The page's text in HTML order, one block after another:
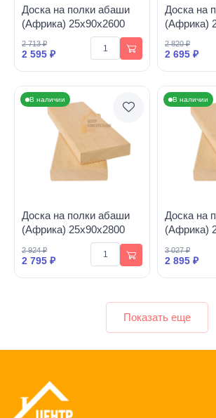
Доска на полки абаши
(Африка) 25х90х2600
2 713 ₽
2 595 ₽
Доска на
(Африка)
2 820 ₽
2 695 ₽
В наличии
Доска на полки абаши
(Африка) 25х90х2800
2 924 ₽
2 795 ₽
В наличии
Доска на
(Африка)
3 027 ₽
2 895 ₽
Показать еще